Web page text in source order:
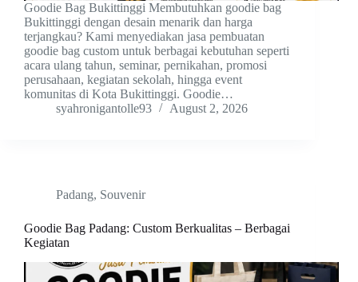
Goodie Bag Bukittinggi Membutuhkan goodie bag
Bukittinggi dengan desain menarik dan harga
terjangkau? Kami menyediakan jasa pembuatan
goodie bag custom untuk berbagai kebutuhan seperti
acara ulang tahun, seminar, pernikahan, promosi
perusahaan, kegiatan sekolah, hingga event
komunitas di Kota Bukittinggi. Goodie…
syahronigantolle93
August 2, 2026
Padang, Souvenir
Goodie Bag Padang: Custom Berkualitas – Berbagai
Kegiatan